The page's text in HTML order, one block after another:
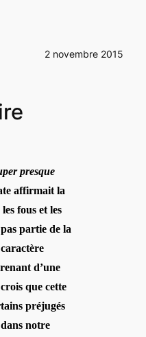
2 novembre 2015
presque
affirmait la
fous et les
partie de la
d’une
que cette
préjugés
notre